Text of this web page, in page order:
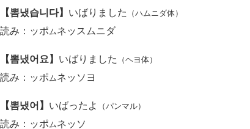
【뽐냈습니다】 いばりました （ハムニダ体）
読み：ッポ ムネッスムニダ
【뽐냈어요】 いばりました （ヘヨ体）
読み：ッポ ムネッソヨ
【뽐냈어】 いばったよ （パンマル）
読み：ッポ ムネッソ